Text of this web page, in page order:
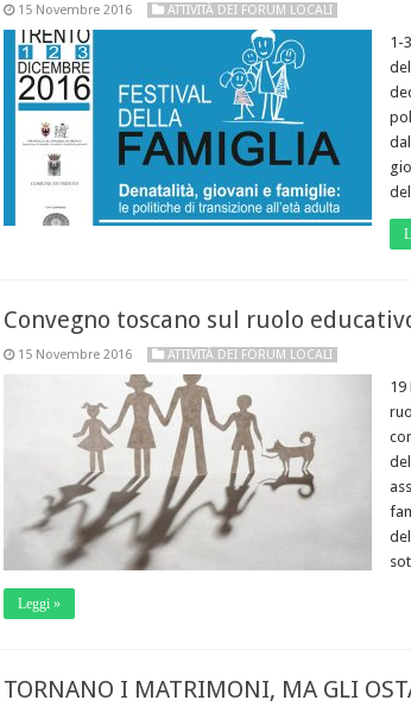
15 Novembre 2016 ATTIVITÀ DEI FORUM LOCALI
1-
Convegno toscano sul ruolo
15 Novembre 2016 ATTIVITÀ DEI FORUM LOCALI
19
Leggi »
TORNANO I MATRIMONI, MA GLI